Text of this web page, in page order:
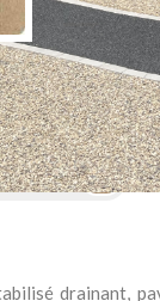
®
drainant,